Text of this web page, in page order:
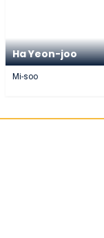
Ha Yeon-joo
Mi-soo